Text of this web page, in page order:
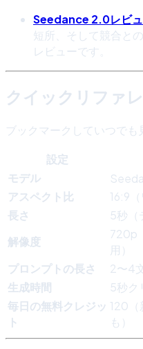
Seedance 2.0レビ
短所、そして競合と
レビューです。
クイックリファ
ブックマークしていつでも
設定
モデル
アスペクト比
16:9
長さ
5秒（
解像度
720p
用）
プロンプトの長さ
2〜4文
生成時間
5秒ク
毎日の無料クレジッ
ト
120（
も）